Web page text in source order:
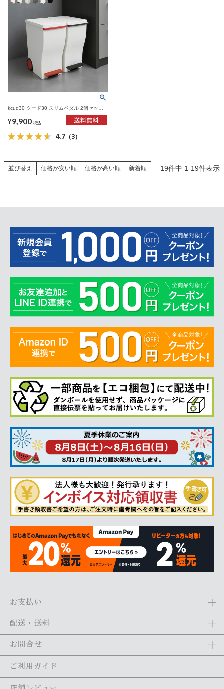
kcud30 クード30 スリムペダル 2個セット |
¥9,900 税込
4.7 （3）
並び替え 価格が安い順 価格が高い順 新着順 19件中 1-19件表示
お支払い
Amazon Pay、クレジットカード、代金引換、あと払い(ペイディ)、銀
い。
配送・送料
全商品送料無料
状況によって、多少前後する場合がございます。詳しくは
お問合せ
メール：shopping@monogallery.jp
メールの返信につきましては、1～2営業日以内にさせていただいてお
ご利用ガイド